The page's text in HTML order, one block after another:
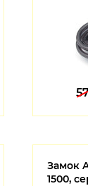
Замок
1500,